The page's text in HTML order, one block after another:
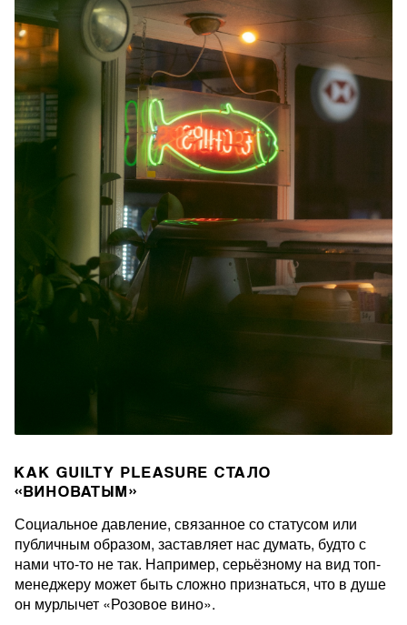
КАК GUILTY PLEASURE СТАЛО
«ВИНОВАТЫМ»
Социальное давление, связанное со статусом или
публичным образом, заставляет нас думать, будто с
нами что-то не так. Например, серьёзному на вид топ-
менеджеру может быть сложно признаться, что в душе
он мурлычет «Розовое вино».